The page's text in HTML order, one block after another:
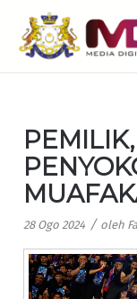
28 Ogo 2024 / oleh